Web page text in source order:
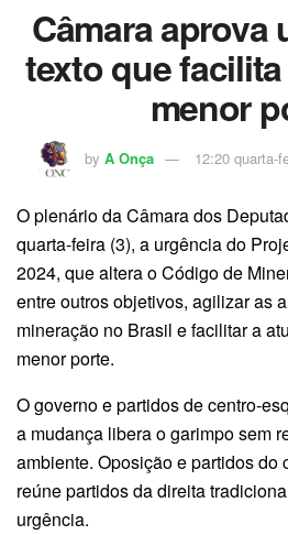
Câmara aprova
texto que
menor
by A Onça 12:20 quarta-
O plenário da Câmara dos
quarta-feira (3), a urgência do
2024, que altera o Código de
entre outros objetivos, agilizar as
mineração no Brasil e facilitar a
menor porte.
O governo e partidos de centro-
a mudança libera o garimpo sem
ambiente. Oposição e partidos do
reúne partidos da direita
urgência.